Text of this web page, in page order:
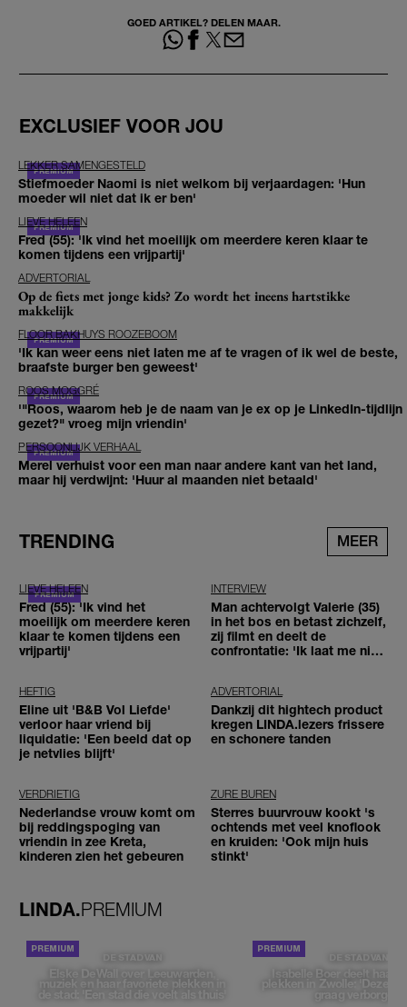
GOED ARTIKEL? DELEN MAAR.
EXCLUSIEF VOOR JOU
LEKKER SAMENGESTELD
Stiefmoeder Naomi is niet welkom bij verjaardagen: 'Hun
moeder wil niet dat ik er ben'
LIEVE HELEEN
Fred (55): 'Ik vind het moeilijk om meerdere keren klaar te
komen tijdens een vrijpartij'
ADVERTORIAL
Op de fiets met jonge kids? Zo wordt het ineens hartstikke
makkelijk
FLOOR BAKHUYS ROOZEBOOM
'Ik kan weer eens niet laten me af te vragen of ik wel de beste,
braafste burger ben geweest'
ROOS MOGGRÉ
'"Roos, waarom heb je de naam van je ex op je LinkedIn-tijdlijn
gezet?" vroeg mijn vriendin'
PERSOONLIJK VERHAAL
Merel verhuist voor een man naar andere kant van het land,
maar hij verdwijnt: 'Huur al maanden niet betaald'
TRENDING MEER
LIEVE HELEEN
Fred (55): 'Ik vind het
moeilijk om meerdere keren
klaar te komen tijdens een
vrijpartij'
INTERVIEW
Man achtervolgt Valerie (35)
in het bos en betast zichzelf,
zij filmt en deelt de
confrontatie: 'Ik laat me niet
HEFTIG
Eline uit 'B&B Vol Liefde'
verloor haar vriend bij
liquidatie: 'Een beeld dat op
je netvlies blijft'
ADVERTORIAL
Dankzij dit hightech product
kregen LINDA.lezers frissere
en schonere tanden
VERDRIETIG
Nederlandse vrouw komt om
bij reddingspoging van
vriendin in zee Kreta,
kinderen zien het gebeuren
ZURE BUREN
Sterres buurvrouw kookt 's
ochtends met veel knoflook
en kruiden: 'Ook mijn huis
stinkt'
LINDA.PREMIUM
DE STAD VAN
Elske DeWall over Leeuwarden,
muziek en haar favoriete plekken in
de stad: 'Een stad die voelt als thuis'
DE STAD VAN
Isabelle Boer deelt haar
plekken in Zwolle: 'Deze
graag verborgen'